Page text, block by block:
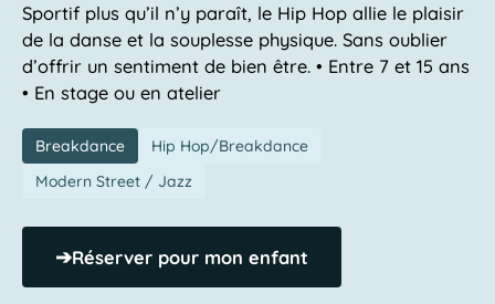
Sportif plus qu’il n’y paraît, le Hip Hop allie le plaisir
de la danse et la souplesse physique. Sans oublier
d’offrir un sentiment de bien être. • Entre 7 et 15 ans
• En stage ou en atelier
Breakdance
Hip Hop/Breakdance
Modern Street / Jazz
➔Réserver pour mon enfant